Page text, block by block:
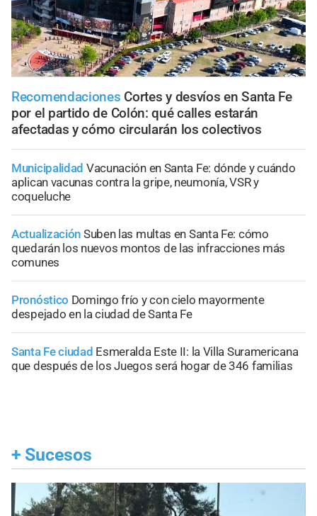
Recomendaciones Cortes y desvíos en Santa Fe
por el partido de Colón: qué calles estarán
afectadas y cómo circularán los colectivos
Municipalidad Vacunación en Santa Fe: dónde y cuándo
aplican vacunas contra la gripe, neumonía, VSR y
coqueluche
Actualización Suben las multas en Santa Fe: cómo
quedarán los nuevos montos de las infracciones más
comunes
Pronóstico Domingo frío y con cielo mayormente
despejado en la ciudad de Santa Fe
Santa Fe ciudad Esmeralda Este II: la Villa Suramericana
que después de los Juegos será hogar de 346 familias
+ Sucesos